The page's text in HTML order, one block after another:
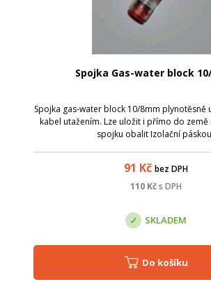
Spojka Gas-water block
Spojka gas-water block 10/8mm plynotěsně
kabel utažením. Lze uložit i přímo do
spojku obalit Izolační
91 Kč bez DPH
110 Kčs DPH
SKLADEM
Do košíku